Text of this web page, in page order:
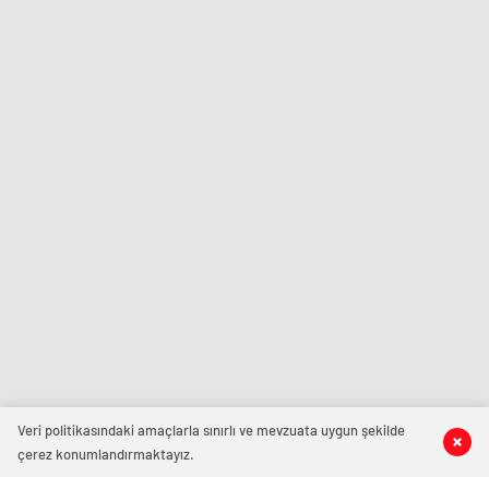
Veri politikasındaki amaçlarla sınırlı ve mevzuata uygun şekilde
çerez konumlandırmaktayız.